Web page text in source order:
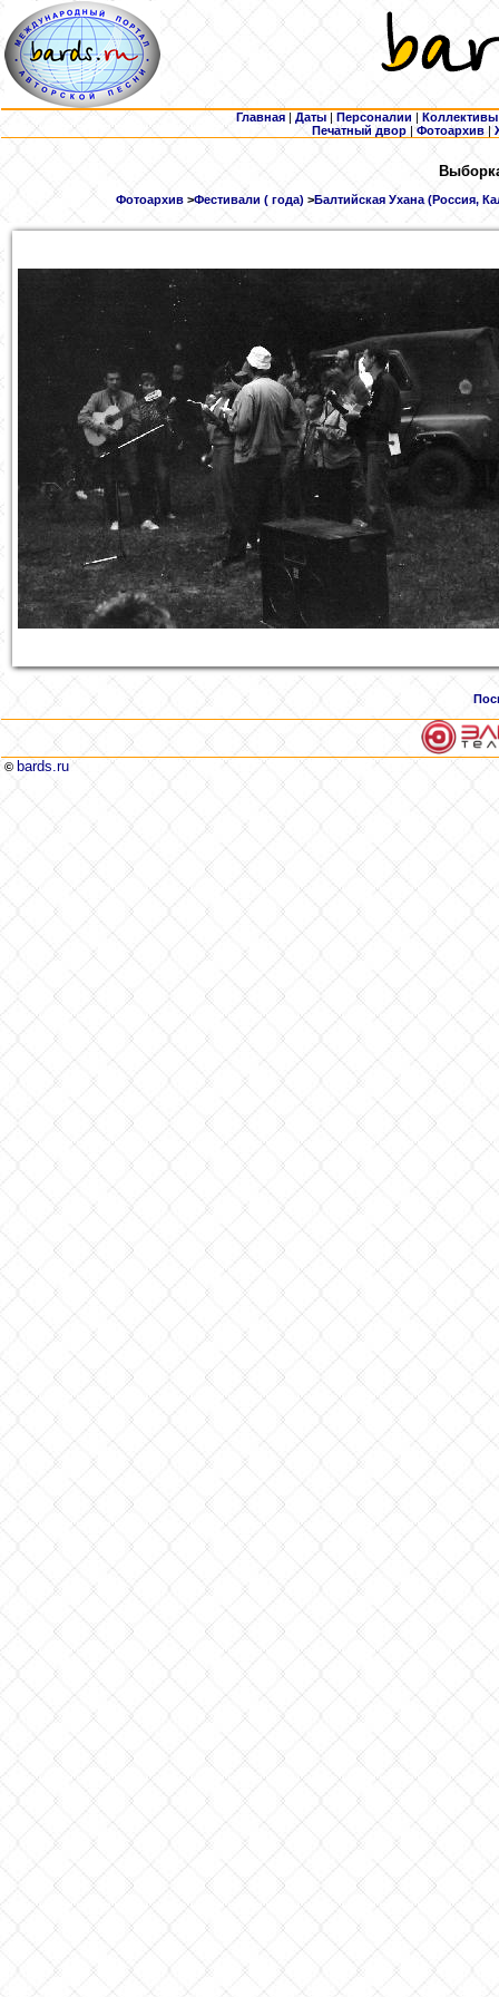
Главная | Даты | Персоналии | Коллективы
Печатный двор |Фотоархив |
Фотоархив>Фестивали ( года) >Балтийская Ухана (Россия,
© bards.ru